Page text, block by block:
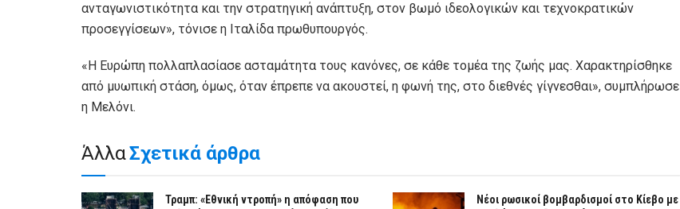
ανταγωνιστικότητα και την στρατηγική ανάπτυξη, στον βωμό ιδεολογικών και τεχνοκρατικών
προσεγγίσεων», τόνισε η Ιταλίδα πρωθυπουργός.
«Η Ευρώπη πολλαπλασίασε ασταμάτητα τους κανόνες, σε κάθε τομέα της ζωής μας. Χαρακτηρίσθηκε
από μυωπική στάση, όμως, όταν έπρεπε να ακουστεί, η φωνή της, στο διεθνές γίγνεσθαι», συμπλήρωσε
η Μελόνι.
ΆλλαΣχετικά άρθρα
Τραμπ: «Εθνική ντροπή» η απόφαση που
Νέοι ρωσικοί βομβαρδισμοί στο Κίεβο με